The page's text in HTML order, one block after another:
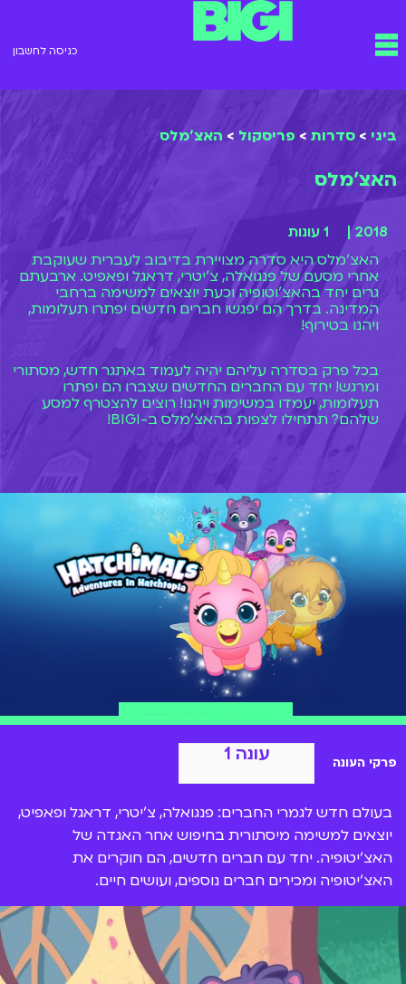
תפריט כניסה לחשבון
ביגי > סדרות > פריסקול > האצ'מלס
האצ'מלס
2018 |
1 עונות
האצ'מלס היא סדרה מצויירת בדיבוב לעברית שעוקבת
אחרי מסעם של פנגואלה, צ'יטרי, דראגל ופאפיט. ארבעתם
גרים יחד בהאצ'וטופיה וכעת יוצאים למשימה ברחבי
המדינה. בדרך הם יפגשו חברים חדשים יפתרו תעלומות,
ויהנו בטירוף!
בכל פרק בסדרה עליהם יהיה לעמוד באתגר חדש, מסתורי
ומרגש! יחד עם החברים החדשים שצברו הם יפתרו
תעלומות, יעמדו במשימות ויהנו! רוצים להצטרף למסע
שלהם? תתחילו לצפות בהאצ'מלס ב-BIGI!
הצטרפות ל-BIGI
פרקי העונה עונה 1
בעולם חדש לגמרי החברים: פנגואלה, צ'יטרי, דראגל ופאפיט,
יוצאים למשימה מיסתורית בחיפוש אחר האגדה של
האצ'יטופיה. יחד עם חברים חדשים, הם חוקרים את
האצ'יטופיה ומכירים חברים נוספים, ועושים חיים.